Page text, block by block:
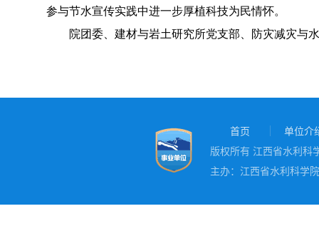
参与节水宣传实践中进一步厚植科技为民情怀。
院团委、建材与岩土研究所党支部、防灾减灾与
首页
单位介
版权所有 江西省水利科
主办：江西省水利科学